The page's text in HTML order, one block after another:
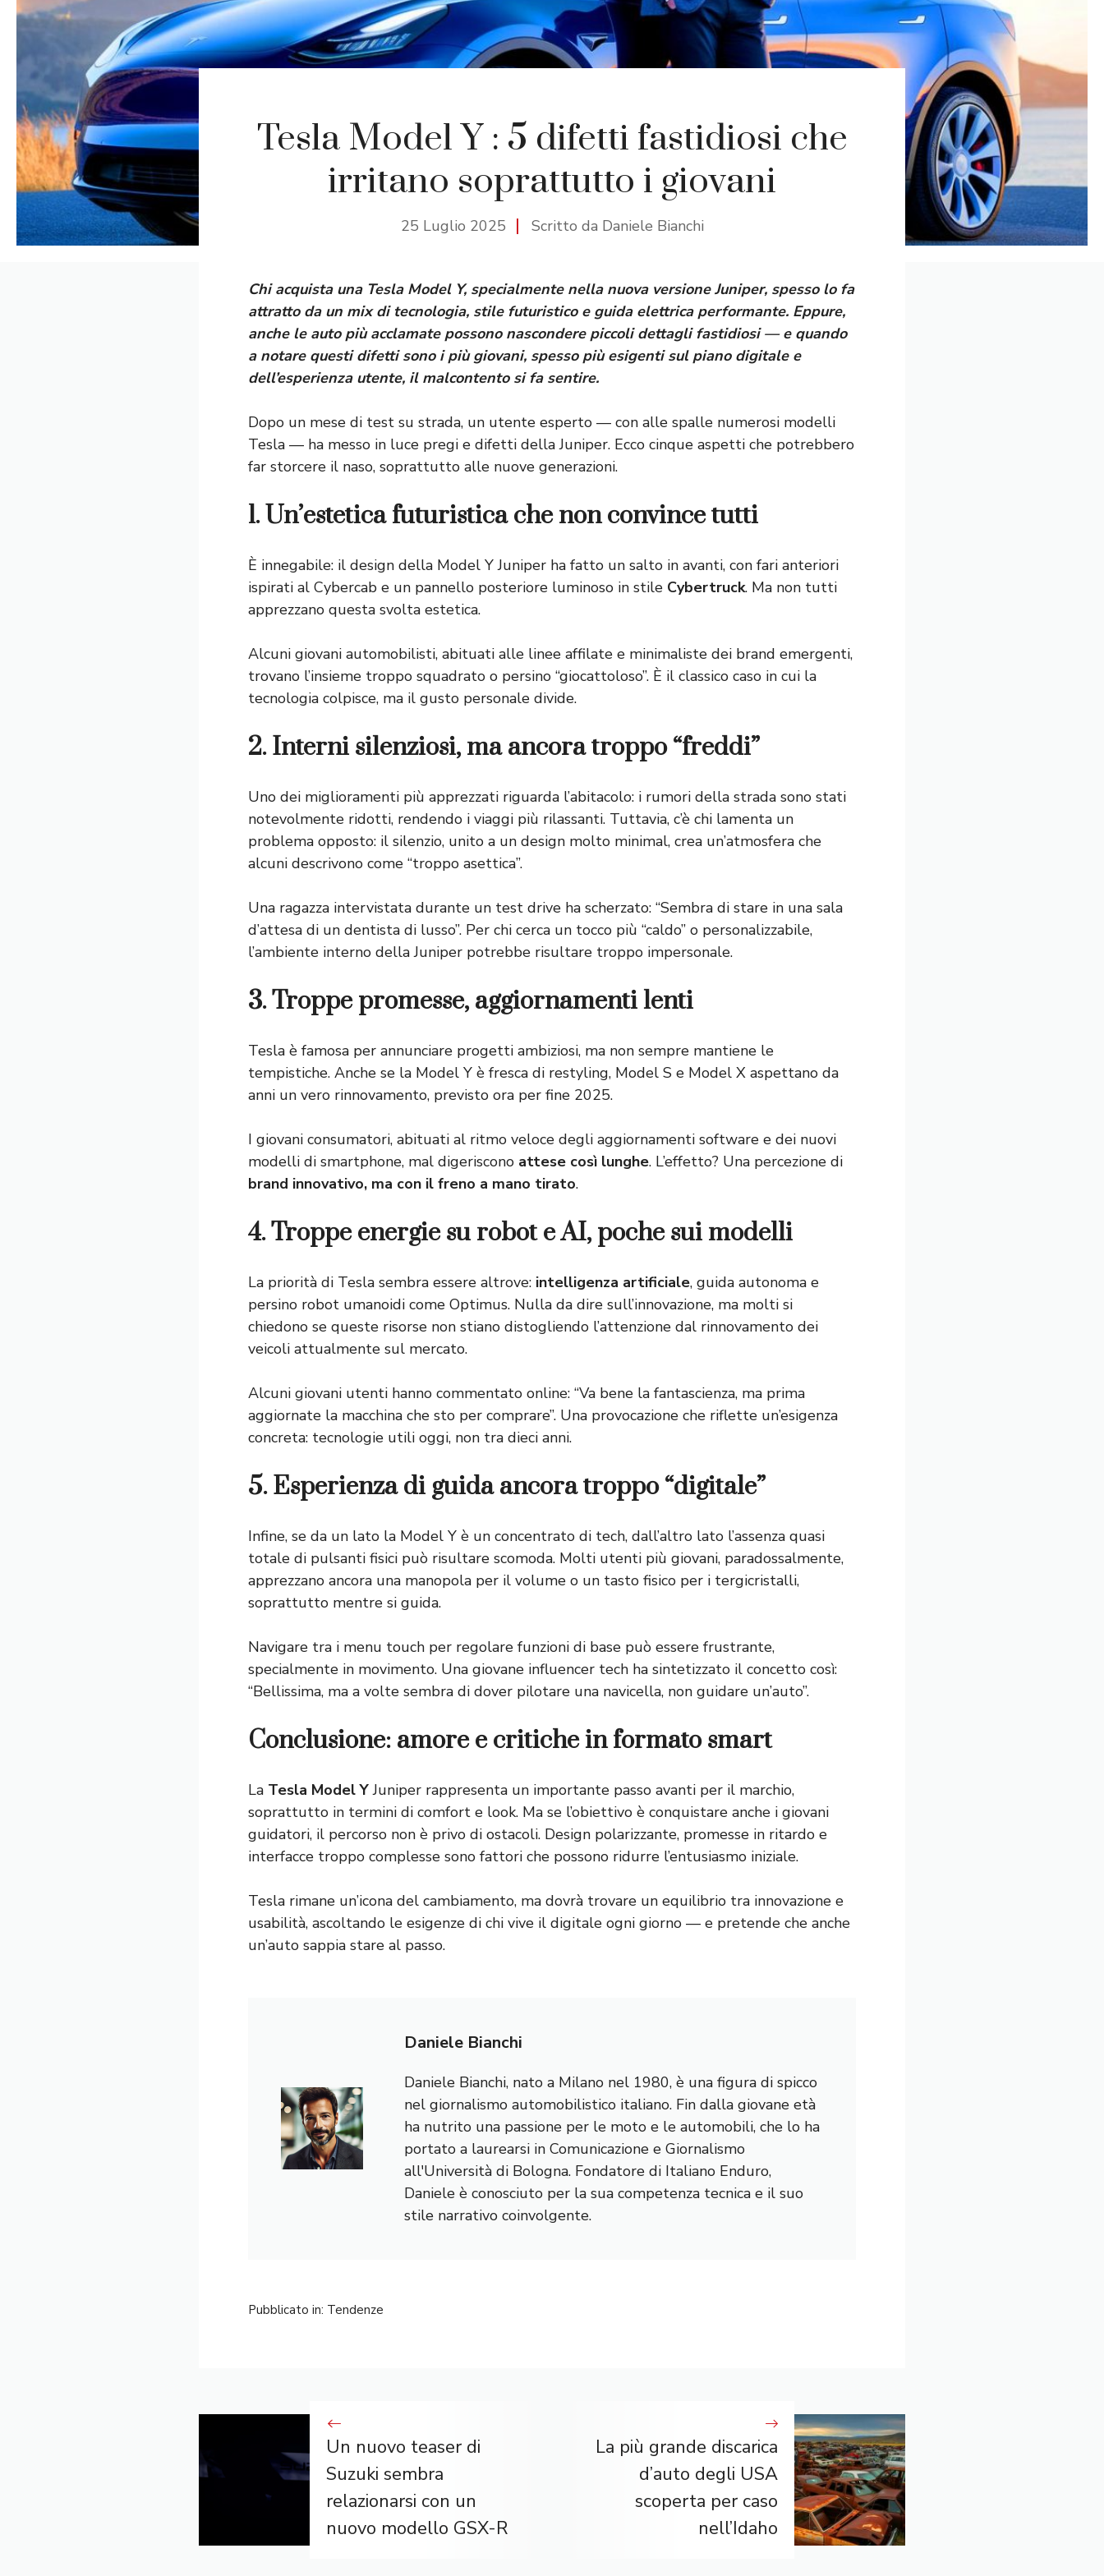
Tesla Model Y : 5 difetti fastidiosi che
irritano soprattutto i giovani
25 Luglio 2025 Scritto da Daniele Bianchi
Chi acquista una Tesla Model Y, specialmente nella nuova versione Juniper, spesso lo fa
attratto da un mix di tecnologia, stile futuristico e guida elettrica performante. Eppure,
anche le auto più acclamate possono nascondere piccoli dettagli fastidiosi — e quando
a notare questi difetti sono i più giovani, spesso più esigenti sul piano digitale e
dell’esperienza utente, il malcontento si fa sentire.
Dopo un mese di test su strada, un utente esperto — con alle spalle numerosi modelli
Tesla — ha messo in luce pregi e difetti della Juniper. Ecco cinque aspetti che potrebbero
far storcere il naso, soprattutto alle nuove generazioni.
1. Un’estetica futuristica che non convince tutti
È innegabile: il design della Model Y Juniper ha fatto un salto in avanti, con fari anteriori
ispirati al Cybercab e un pannello posteriore luminoso in stile Cybertruck. Ma non tutti
apprezzano questa svolta estetica.
Alcuni giovani automobilisti, abituati alle linee affilate e minimaliste dei brand emergenti,
trovano l’insieme troppo squadrato o persino “giocattoloso”. È il classico caso in cui la
tecnologia colpisce, ma il gusto personale divide.
2. Interni silenziosi, ma ancora troppo “freddi”
Uno dei miglioramenti più apprezzati riguarda l’abitacolo: i rumori della strada sono stati
notevolmente ridotti, rendendo i viaggi più rilassanti. Tuttavia, c’è chi lamenta un
problema opposto: il silenzio, unito a un design molto minimal, crea un’atmosfera che
alcuni descrivono come “troppo asettica”.
Una ragazza intervistata durante un test drive ha scherzato: “Sembra di stare in una sala
d’attesa di un dentista di lusso”. Per chi cerca un tocco più “caldo” o personalizzabile,
l’ambiente interno della Juniper potrebbe risultare troppo impersonale.
3. Troppe promesse, aggiornamenti lenti
Tesla è famosa per annunciare progetti ambiziosi, ma non sempre mantiene le
tempistiche. Anche se la Model Y è fresca di restyling, Model S e Model X aspettano da
anni un vero rinnovamento, previsto ora per fine 2025.
I giovani consumatori, abituati al ritmo veloce degli aggiornamenti software e dei nuovi
modelli di smartphone, mal digeriscono attese così lunghe. L’effetto? Una percezione di
brand innovativo, ma con il freno a mano tirato.
4. Troppe energie su robot e AI, poche sui modelli
La priorità di Tesla sembra essere altrove: intelligenza artificiale, guida autonoma e
persino robot umanoidi come Optimus. Nulla da dire sull’innovazione, ma molti si
chiedono se queste risorse non stiano distogliendo l’attenzione dal rinnovamento dei
veicoli attualmente sul mercato.
Alcuni giovani utenti hanno commentato online: “Va bene la fantascienza, ma prima
aggiornate la macchina che sto per comprare”. Una provocazione che riflette un’esigenza
concreta: tecnologie utili oggi, non tra dieci anni.
5. Esperienza di guida ancora troppo “digitale”
Infine, se da un lato la Model Y è un concentrato di tech, dall’altro lato l’assenza quasi
totale di pulsanti fisici può risultare scomoda. Molti utenti più giovani, paradossalmente,
apprezzano ancora una manopola per il volume o un tasto fisico per i tergicristalli,
soprattutto mentre si guida.
Navigare tra i menu touch per regolare funzioni di base può essere frustrante,
specialmente in movimento. Una giovane influencer tech ha sintetizzato il concetto così:
“Bellissima, ma a volte sembra di dover pilotare una navicella, non guidare un’auto”.
Conclusione: amore e critiche in formato smart
La Tesla Model YJuniper rappresenta un importante passo avanti per il marchio,
soprattutto in termini di comfort e look. Ma se l’obiettivo è conquistare anche i giovani
guidatori, il percorso non è privo di ostacoli. Design polarizzante, promesse in ritardo e
interfacce troppo complesse sono fattori che possono ridurre l’entusiasmo iniziale.
Tesla rimane un’icona del cambiamento, ma dovrà trovare un equilibrio tra innovazione e
usabilità, ascoltando le esigenze di chi vive il digitale ogni giorno — e pretende che anche
un’auto sappia stare al passo.
Daniele Bianchi
Daniele Bianchi, nato a Milano nel 1980, è una figura di spicco
nel giornalismo automobilistico italiano. Fin dalla giovane età
ha nutrito una passione per le moto e le automobili, che lo ha
portato a laurearsi in Comunicazione e Giornalismo
all'Università di Bologna. Fondatore di Italiano Enduro,
Daniele è conosciuto per la sua competenza tecnica e il suo
stile narrativo coinvolgente.
Pubblicato in: Tendenze
Un nuovo teaser di
Suzuki sembra
relazionarsi con un
nuovo modello GSX-R
La più grande discarica
d’auto degli USA
scoperta per caso
nell’Idaho